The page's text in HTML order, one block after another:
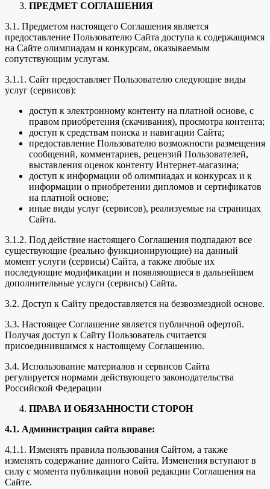
ПРЕДМЕТ СОГЛАШЕНИЯ
3.1. Предметом настоящего Соглашения является
предоставление Пользователю Сайта доступа к содержащимся
на Сайте олимпиадам и конкурсам, оказываемым
сопутствующим услугам.
3.1.1. Сайт предоставляет Пользователю следующие виды
услуг (сервисов):
доступ к электронному контенту на платной основе, с
правом приобретения (скачивания), просмотра контента;
доступ к средствам поиска и навигации Сайта;
предоставление Пользователю возможности размещения
сообщений, комментариев, рецензий Пользователей,
выставления оценок контенту Интернет-магазина;
доступ к информации об олимпиадах и конкурсах и к
информации о приобретении дипломов и сертификатов
на платной основе;
иные виды услуг (сервисов), реализуемые на страницах
Сайта.
3.1.2. Под действие настоящего Соглашения подпадают все
существующие (реально функционирующие) на данный
момент услуги (сервисы) Сайта, а также любые их
последующие модификации и появляющиеся в дальнейшем
дополнительные услуги (сервисы) Сайта.
3.2. Доступ к Сайту предоставляется на безвозмездной основе.
3.3. Настоящее Соглашение является публичной офертой.
Получая доступ к Сайту Пользователь считается
присоединившимся к настоящему Соглашению.
3.4. Использование материалов и сервисов Сайта
регулируется нормами действующего законодательства
Российской Федерации
ПРАВА И ОБЯЗАННОСТИ СТОРОН
4.1. Администрация сайта вправе:
4.1.1. Изменять правила пользования Сайтом, а также
изменять содержание данного Сайта. Изменения вступают в
силу с момента публикации новой редакции Соглашения на
Сайте.